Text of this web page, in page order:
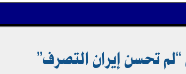
تحسن إيران التصرف”